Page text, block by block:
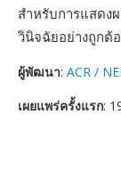
สำหรับการแสดง
วินิจฉัยอย่างถูกต้
ผู้พัฒนา: ACR /
เผยแพร่ครั้งแรก: